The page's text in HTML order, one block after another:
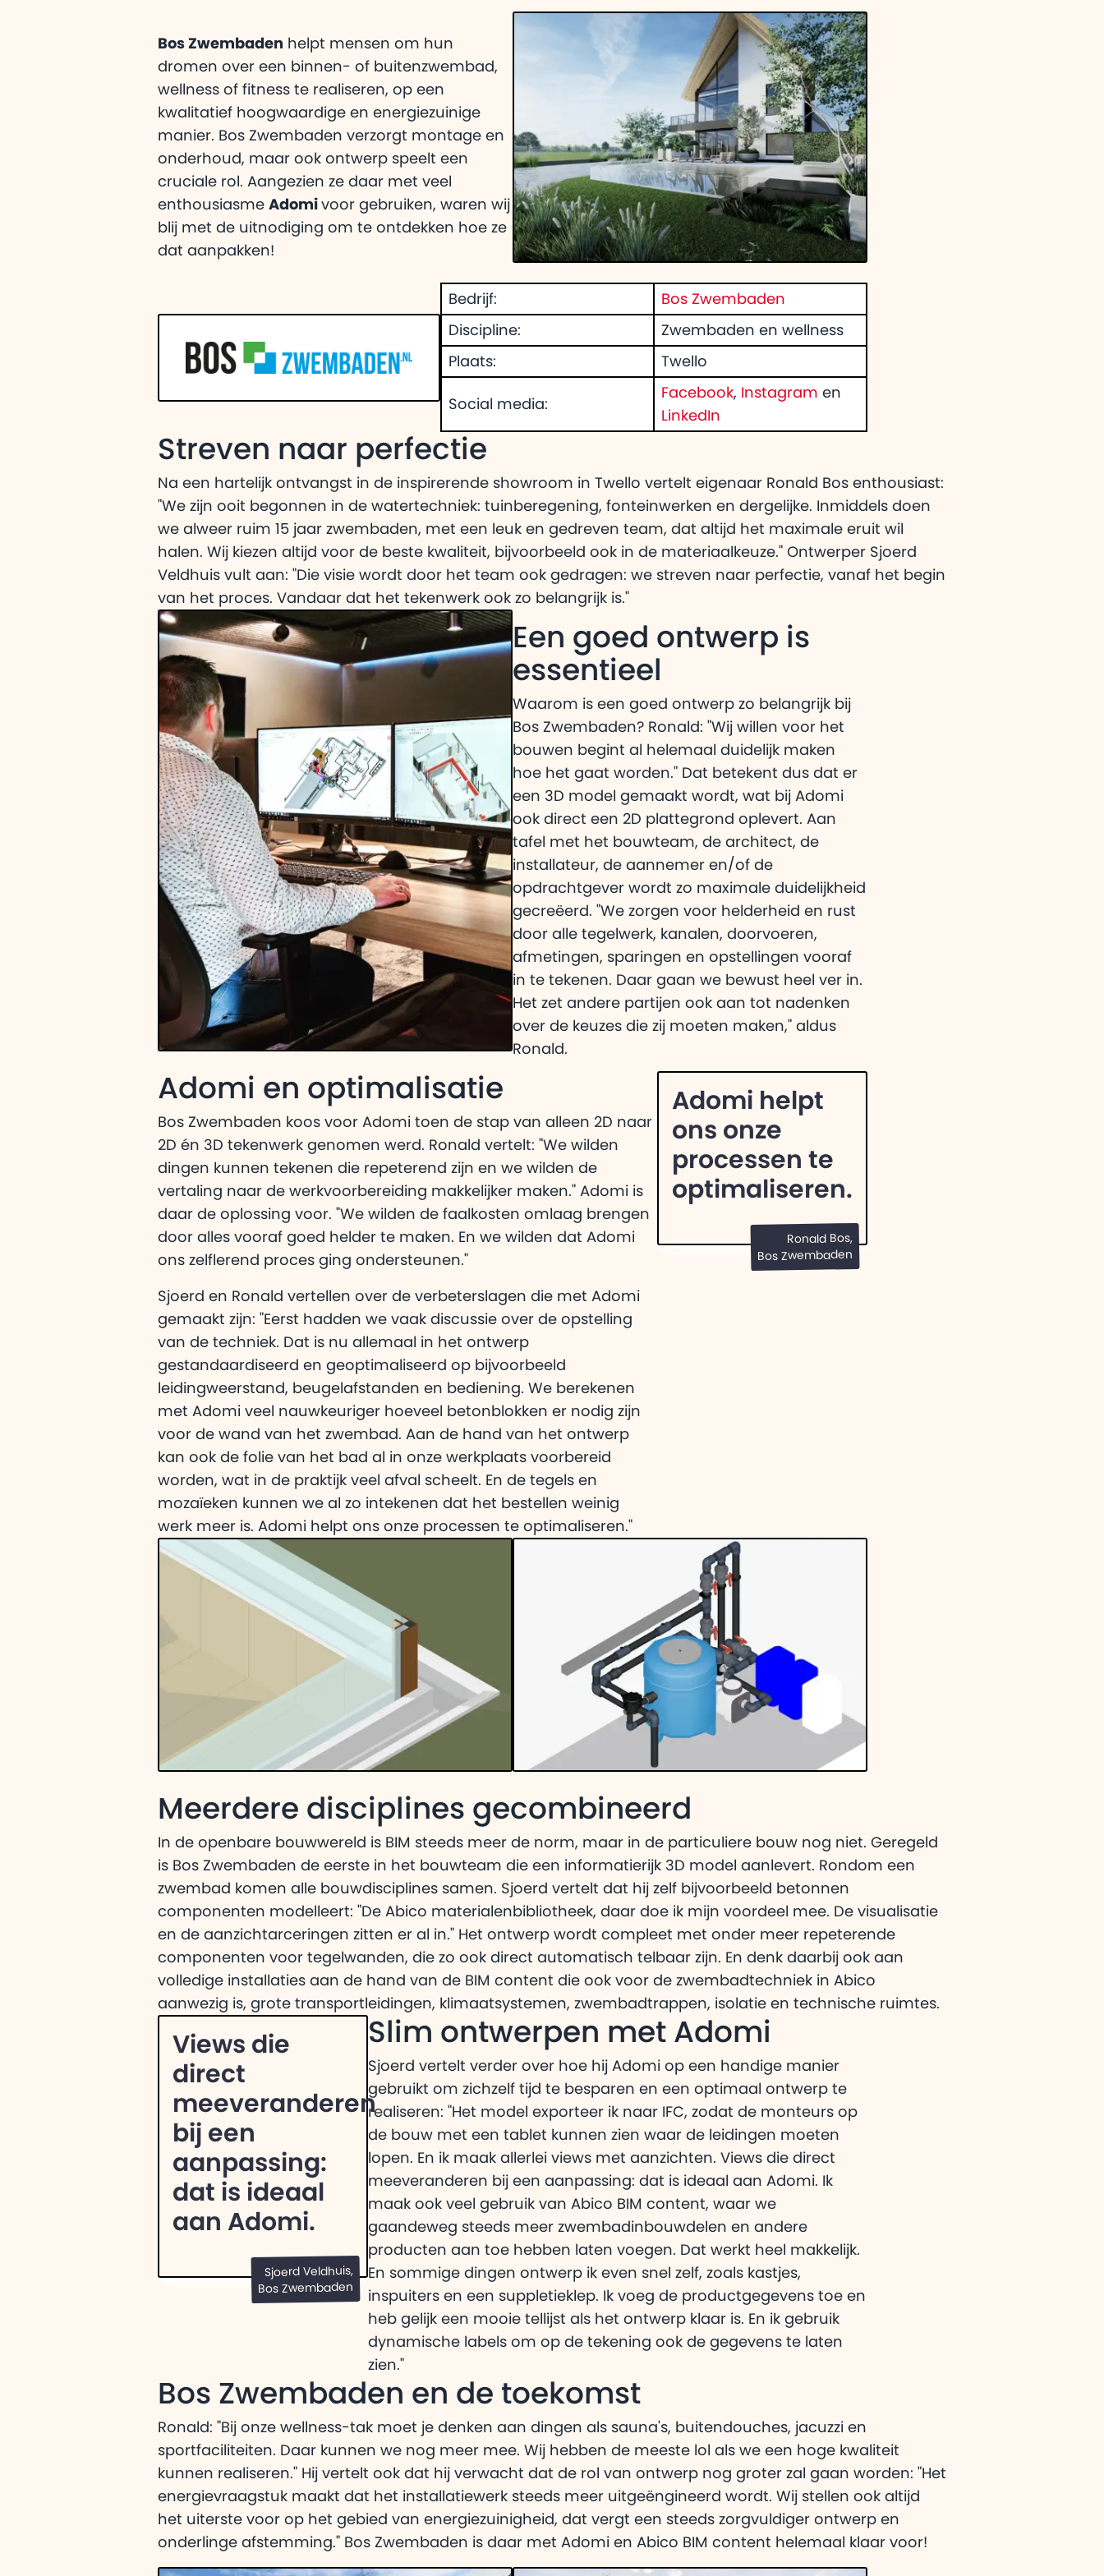
Systeemeisen
Wat je computer nodig heeft voor
Adomi
Bos Zwembaden helpt mensen om hun
dromen over een binnen- of buitenzwembad,
wellness of fitness te realiseren, op een
kwalitatief hoogwaardige en energiezuinige
manier. Bos Zwembaden verzorgt montage en
onderhoud, maar ook ontwerp speelt een
cruciale rol. Aangezien ze daar met veel
enthousiasme Adomi voor gebruiken, waren wij
blij met de uitnodiging om te ontdekken hoe ze
dat aanpakken!
Bedrijf: Bos Zwembaden
Discipline: Zwembaden en wellness
Plaats: Twello
Social media:
Facebook, Instagram en
LinkedIn
Streven naar perfectie
Na een hartelijk ontvangst in de inspirerende showroom in Twello vertelt eigenaar Ronald Bos enthousiast:
"We zijn ooit begonnen in de watertechniek: tuinberegening, fonteinwerken en dergelijke. Inmiddels doen
we alweer ruim 15 jaar zwembaden, met een leuk en gedreven team, dat altijd het maximale eruit wil
halen. Wij kiezen altijd voor de beste kwaliteit, bijvoorbeeld ook in de materiaalkeuze." Ontwerper Sjoerd
Veldhuis vult aan: "Die visie wordt door het team ook gedragen: we streven naar perfectie, vanaf het begin
van het proces. Vandaar dat het tekenwerk ook zo belangrijk is."
Een goed ontwerp is
essentieel
Waarom is een goed ontwerp zo belangrijk bij
Bos Zwembaden? Ronald: "Wij willen voor het
bouwen begint al helemaal duidelijk maken
hoe het gaat worden." Dat betekent dus dat er
een 3D model gemaakt wordt, wat bij Adomi
ook direct een 2D plattegrond oplevert. Aan
tafel met het bouwteam, de architect, de
installateur, de aannemer en/of de
opdrachtgever wordt zo maximale duidelijkheid
gecreëerd. "We zorgen voor helderheid en rust
door alle tegelwerk, kanalen, doorvoeren,
afmetingen, sparingen en opstellingen vooraf
in te tekenen. Daar gaan we bewust heel ver in.
Het zet andere partijen ook aan tot nadenken
over de keuzes die zij moeten maken," aldus
Ronald.
Adomi en optimalisatie
Bos Zwembaden koos voor Adomi toen de stap van alleen 2D naar
2D én 3D tekenwerk genomen werd. Ronald vertelt: "We wilden
dingen kunnen tekenen die repeterend zijn en we wilden de
vertaling naar de werkvoorbereiding makkelijker maken." Adomi is
daar de oplossing voor. "We wilden de faalkosten omlaag brengen
door alles vooraf goed helder te maken. En we wilden dat Adomi
ons zelflerend proces ging ondersteunen."
Sjoerd en Ronald vertellen over de verbeterslagen die met Adomi
gemaakt zijn: "Eerst hadden we vaak discussie over de opstelling
van de techniek. Dat is nu allemaal in het ontwerp
gestandaardiseerd en geoptimaliseerd op bijvoorbeeld
leidingweerstand, beugelafstanden en bediening. We berekenen
met Adomi veel nauwkeuriger hoeveel betonblokken er nodig zijn
voor de wand van het zwembad. Aan de hand van het ontwerp
kan ook de folie van het bad al in onze werkplaats voorbereid
worden, wat in de praktijk veel afval scheelt. En de tegels en
mozaïeken kunnen we al zo intekenen dat het bestellen weinig
werk meer is. Adomi helpt ons onze processen te optimaliseren."
Adomi helpt
ons onze
processen te
optimaliseren.
Ronald Bos,
Bos Zwembaden
Meerdere disciplines gecombineerd
In de openbare bouwwereld is BIM steeds meer de norm, maar in de particuliere bouw nog niet. Geregeld
is Bos Zwembaden de eerste in het bouwteam die een informatierijk 3D model aanlevert. Rondom een
zwembad komen alle bouwdisciplines samen. Sjoerd vertelt dat hij zelf bijvoorbeeld betonnen
componenten modelleert: "De Abico materialenbibliotheek, daar doe ik mijn voordeel mee. De visualisatie
en de aanzichtarceringen zitten er al in." Het ontwerp wordt compleet met onder meer repeterende
componenten voor tegelwanden, die zo ook direct automatisch telbaar zijn. En denk daarbij ook aan
volledige installaties aan de hand van de BIM content die ook voor de zwembadtechniek in Abico
aanwezig is, grote transportleidingen, klimaatsystemen, zwembadtrappen, isolatie en technische ruimtes.
Views die
direct
meeveranderen
bij een
aanpassing:
dat is ideaal
aan Adomi.
Sjoerd Veldhuis,
Bos Zwembaden
Slim ontwerpen met Adomi
Sjoerd vertelt verder over hoe hij Adomi op een handige manier
gebruikt om zichzelf tijd te besparen en een optimaal ontwerp te
realiseren: "Het model exporteer ik naar IFC, zodat de monteurs op
de bouw met een tablet kunnen zien waar de leidingen moeten
lopen. En ik maak allerlei views met aanzichten. Views die direct
meeveranderen bij een aanpassing: dat is ideaal aan Adomi. Ik
maak ook veel gebruik van Abico BIM content, waar we
gaandeweg steeds meer zwembadinbouwdelen en andere
producten aan toe hebben laten voegen. Dat werkt heel makkelijk.
En sommige dingen ontwerp ik even snel zelf, zoals kastjes,
inspuiters en een suppletieklep. Ik voeg de productgegevens toe en
heb gelijk een mooie tellijst als het ontwerp klaar is. En ik gebruik
dynamische labels om op de tekening ook de gegevens te laten
zien."
Bos Zwembaden en de toekomst
Ronald: "Bij onze wellness-tak moet je denken aan dingen als sauna's, buitendouches, jacuzzi en
sportfaciliteiten. Daar kunnen we nog meer mee. Wij hebben de meeste lol als we een hoge kwaliteit
kunnen realiseren." Hij vertelt ook dat hij verwacht dat de rol van ontwerp nog groter zal gaan worden: "Het
energievraagstuk maakt dat het installatiewerk steeds meer uitgeëngineerd wordt. Wij stellen ook altijd
het uiterste voor op het gebied van energiezuinigheid, dat vergt een steeds zorgvuldiger ontwerp en
onderlinge afstemming." Bos Zwembaden is daar met Adomi en Abico BIM content helemaal klaar voor!